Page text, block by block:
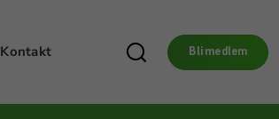
Kontakt Bli medlem